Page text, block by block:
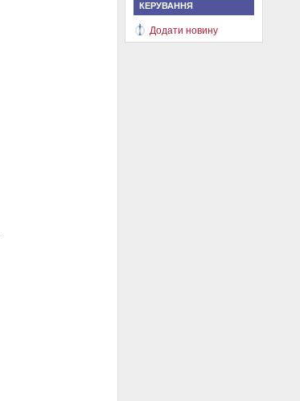
КЕРУВАННЯ
Додати новину